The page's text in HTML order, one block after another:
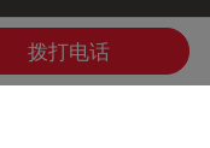
拨打电话